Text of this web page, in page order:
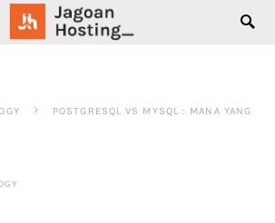
POSTGRESQL VS MYSQL : MANA YANG